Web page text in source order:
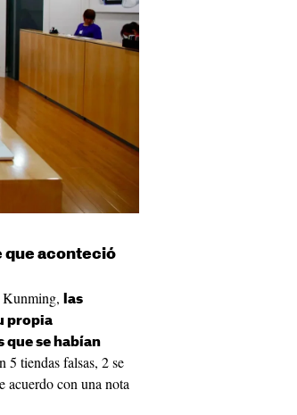
que aconteció
Kunming,
las
propia
que se habían
5 tiendas falsas, 2 se
acuerdo con una nota